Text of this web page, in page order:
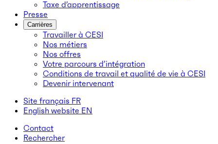
Taxe d’apprentissage
Presse
Carrières
Travailler à CESI
Nos métiers
Nos offres
Votre parcours d’intégration
Conditions de travail et qualité de vie à CESI
Devenir intervenant
Site français FR
English website EN
Contact
Rechercher